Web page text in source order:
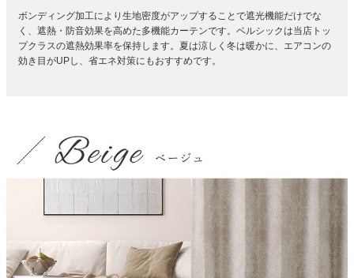
ボンディング加工により生地密度がアップすることで遮光機能だけでな
く、遮熱・防音効果を高めた多機能カーテンです。ベルシックは当店トッ
プクラスの遮熱効果率を保持します。夏は涼しく冬は暖かに、エアコンの
効き目がUPし、省エネ対策にもおすすめです。